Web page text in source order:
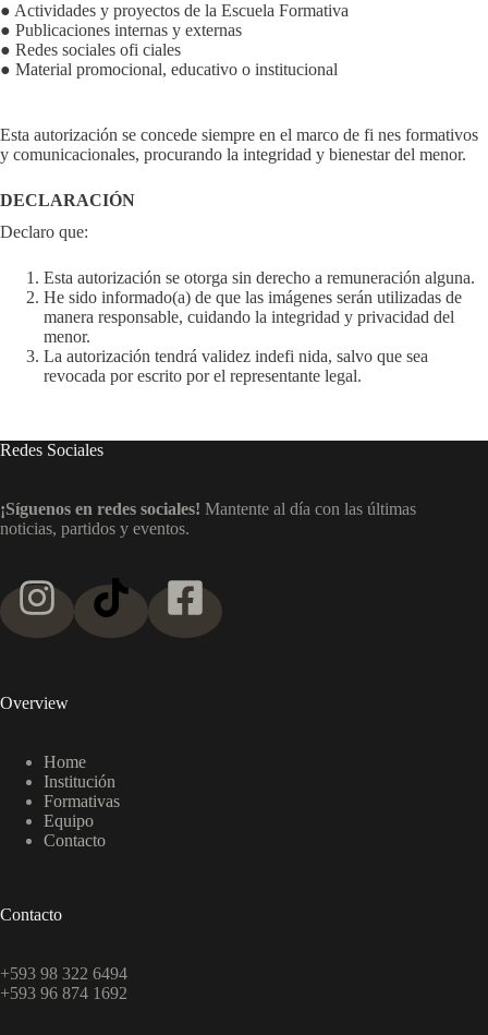
● Actividades y proyectos de la Escuela Formativa
● Publicaciones internas y externas
● Redes sociales ofi ciales
● Material promocional, educativo o institucional
Esta autorización se concede siempre en el marco de fi nes formativos
y comunicacionales, procurando la integridad y bienestar del menor.
DECLARACIÓN
Declaro que:
Esta autorización se otorga sin derecho a remuneración alguna.
He sido informado(a) de que las imágenes serán utilizadas de
manera responsable, cuidando la integridad y privacidad del
menor.
La autorización tendrá validez indefi nida, salvo que sea
revocada por escrito por el representante legal.
Redes Sociales
¡Síguenos en redes sociales! Mantente al día con las últimas
noticias, partidos y eventos.
Overview
Home
Institución
Formativas
Equipo
Contacto
Contacto
+593 98 322 6494
+593 96 874 1692